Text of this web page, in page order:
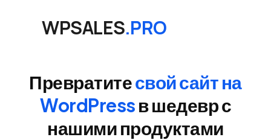
WPSALES.PRO
Превратитесвой сайт на
WordPressв шедевр с
нашими продуктами